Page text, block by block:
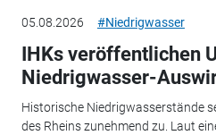
05.08.2026 #Niedrigwasser
IHKs veröffentlichen
Niedrigwasser-
Historische Niedrigwasserstände
des Rheins zunehmend zu. Laut